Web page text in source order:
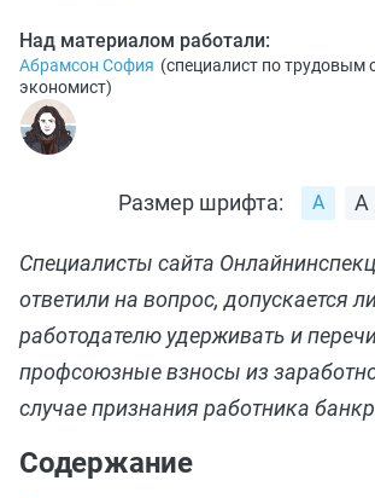
Над материалом работали:
Абрамсон София (специалист по трудовым
экономист)
Размер шрифта:
Специалисты сайта
ответили на вопрос, допускается
работодателю удерживать и
профсоюзные взносы из
случае признания работника
Содержание